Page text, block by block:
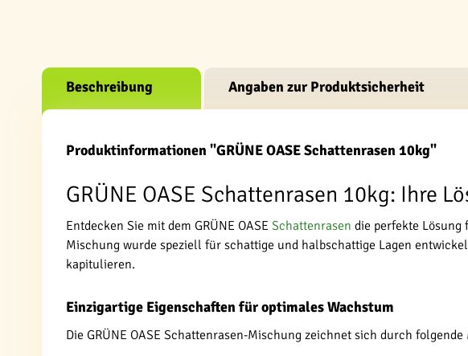
Beschreibung Angaben zur Produktsicherheit
Produktinformationen "GRÜNE OASE Schattenrasen 10kg"
GRÜNE OASE Schattenrasen 10kg: Ihre
Entdecken Sie mit dem GRÜNE OASE Schattenrasen die perfekte
Mischung wurde speziell für schattige und halbschattige Lagen
kapitulieren.
Einzigartige Eigenschaften für optimales Wachstum
Die GRÜNE OASE Schattenrasen-Mischung zeichnet sich durch